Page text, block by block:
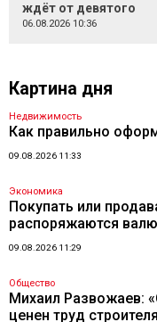
ждёт от девятого
06.08.2026 10:36
Картина дня
Недвижимость
Как правильно
09.08.2026 11:33
Экономика
Покупать или
распоряжаются
09.08.2026 11:29
Общество
Михаил Развожаев:
ценен труд